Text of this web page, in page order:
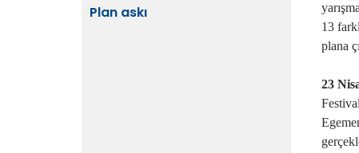
Plan askı
13
plana
23